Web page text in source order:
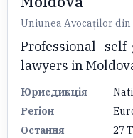
Uniunea Avocaților din
Professional
lawyers in
Юрисдикція
Регіон
Остання
27